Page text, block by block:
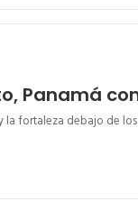
Panamá
la fortaleza debajo de